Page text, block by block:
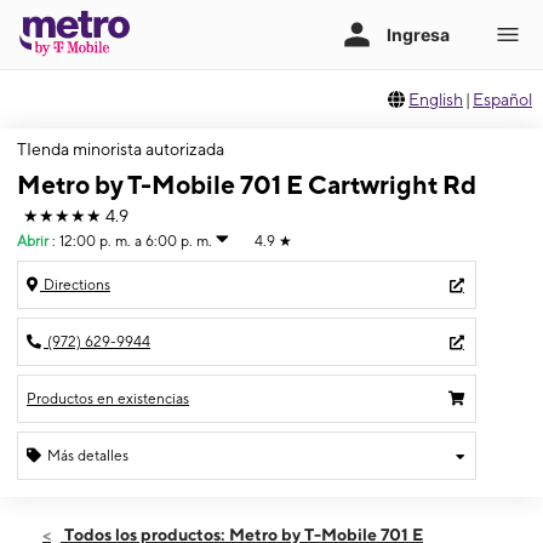
English | Español
TIenda minorista autorizada
Metro by T-Mobile 701 E Cartwright Rd
★★★★★ 4.9
Abrir : 12:00 p. m. a 6:00 p. m. 4.9 ★
Directions
(972) 629-9944
Productos en existencias
Más detalles
Domingo:12:00 p. m. a 6:00 p. m.
Todos los productos: Metro by T-Mobile 701 E